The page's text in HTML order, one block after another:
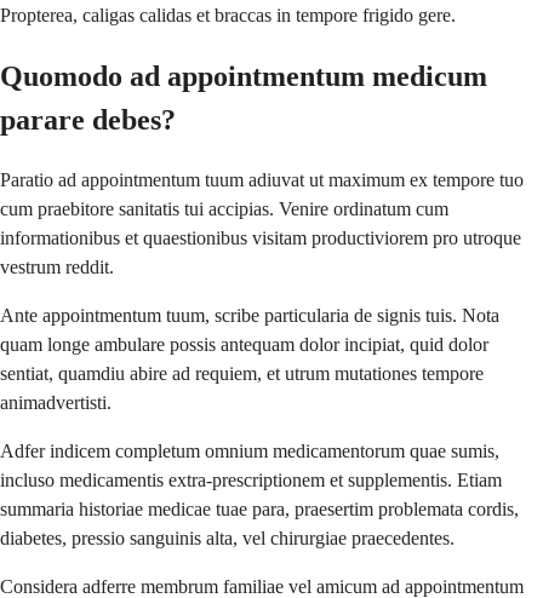
Propterea, caligas calidas et braccas in tempore frigido gere.
Quomodo ad appointmentum medicum
parare debes?
Paratio ad appointmentum tuum adiuvat ut maximum ex tempore tuo
cum praebitore sanitatis tui accipias. Venire ordinatum cum
informationibus et quaestionibus visitam productiviorem pro utroque
vestrum reddit.
Ante appointmentum tuum, scribe particularia de signis tuis. Nota
quam longe ambulare possis antequam dolor incipiat, quid dolor
sentiat, quamdiu abire ad requiem, et utrum mutationes tempore
animadvertisti.
Adfer indicem completum omnium medicamentorum quae sumis,
incluso medicamentis extra-prescriptionem et supplementis. Etiam
summaria historiae medicae tuae para, praesertim problemata cordis,
diabetes, pressio sanguinis alta, vel chirurgiae praecedentes.
Considera adferre membrum familiae vel amicum ad appointmentum